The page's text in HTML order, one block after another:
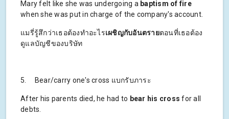
Mary felt like she was undergoing a baptism of fire
when she was put in charge of the company's account.
แมรี่รู้สึกว่าเธอต้องทำอะไรเผชิญกับอันตรายตอนที่เธอต้อง
ดูแลบัญชีของบริษัท
5. Bear/carry one's cross แบกรับภาระ
After his parents died, he had to bear his crossfor all
debts.